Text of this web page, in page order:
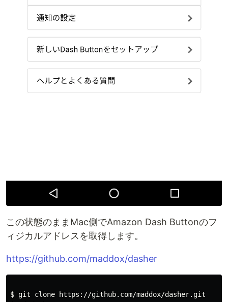
この状態のままMac側でAmazon Dash Buttonのフ
ィジカルアドレスを取得します。
https://github.com/maddox/dasher
$